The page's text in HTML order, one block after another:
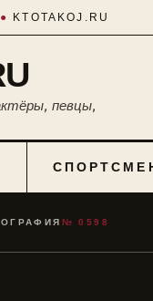
● KTOTAKOJ.RU
певцы,
№ 0598